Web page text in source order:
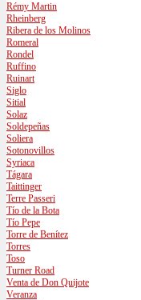
Rémy Martin
Rheinberg
Ribera de los Molinos
Romeral
Rondel
Ruffino
Ruinart
Siglo
Sitial
Solaz
Soldepeñas
Soliera
Sotonovillos
Syriaca
Tágara
Taittinger
Terre Passeri
Tío de la Bota
Tío Pepe
Torre de Benítez
Torres
Toso
Turner Road
Venta de Don Quijote
Veranza